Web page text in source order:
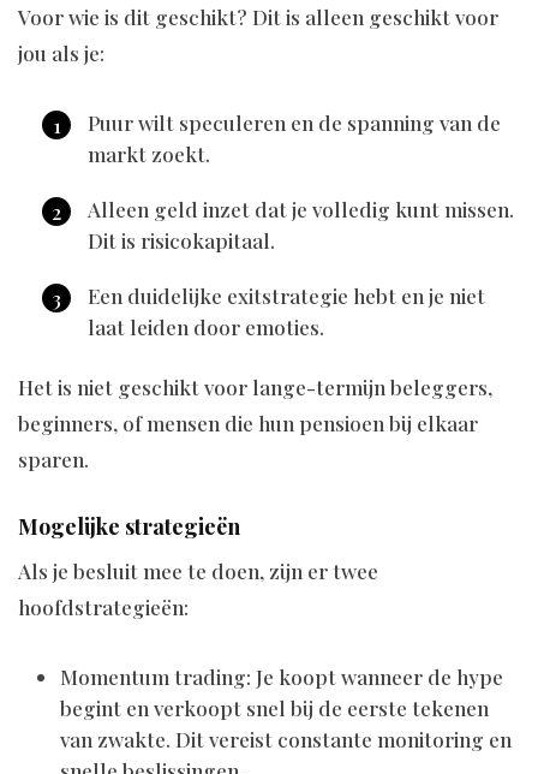
Voor wie is dit geschikt? Dit is alleen geschikt voor
jou als je:
Puur wilt speculeren en de spanning van de
markt zoekt.
Alleen geld inzet dat je volledig kunt missen.
Dit is risicokapitaal.
Een duidelijke exitstrategie hebt en je niet
laat leiden door emoties.
Het is niet geschikt voor lange-termijn beleggers,
beginners, of mensen die hun pensioen bij elkaar
sparen.
Mogelijke strategieën
Als je besluit mee te doen, zijn er twee
hoofdstrategieën:
Momentum trading: Je koopt wanneer de hype
begint en verkoopt snel bij de eerste tekenen
van zwakte. Dit vereist constante monitoring en